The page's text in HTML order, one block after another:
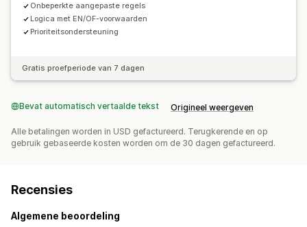
Onbeperkte aangepaste regels
Logica met EN/OF-voorwaarden
Prioriteitsondersteuning
Gratis proefperiode van 7 dagen
Bevat automatisch vertaalde tekst Origineel weergeven
Alle betalingen worden in USD gefactureerd. Terugkerende en op
gebruik gebaseerde kosten worden om de 30 dagen gefactureerd.
Recensies
Algemene beoordeling